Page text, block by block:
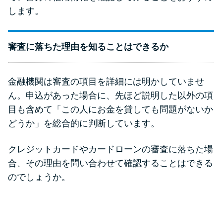
します。
審査に落ちた理由を知ることはできるか
金融機関は審査の項目を詳細には明かしていませ
ん。申込があった場合に、先ほど説明した以外の項
目も含めて「この人にお金を貸しても問題がないか
どうか」を総合的に判断しています。
クレジットカードやカードローンの審査に落ちた場
合、その理由を問い合わせて確認することはできる
のでしょうか。